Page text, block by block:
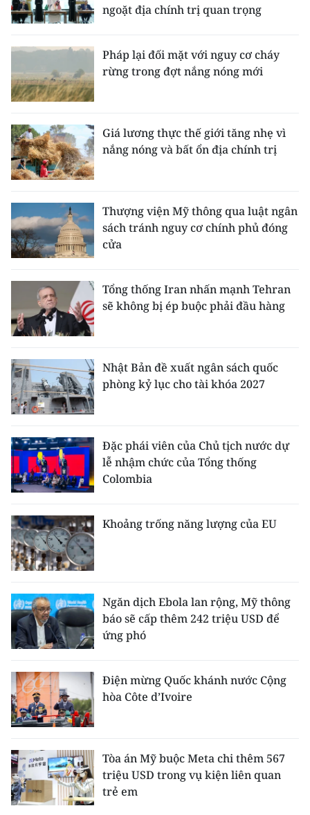
ngoặt địa chính trị quan trọng
Pháp lại đối mặt với nguy cơ cháy
rừng trong đợt nắng nóng mới
Giá lương thực thế giới tăng nhẹ vì
nắng nóng và bất ổn địa chính trị
Thượng viện Mỹ thông qua luật ngân
sách tránh nguy cơ chính phủ đóng
cửa
Tổng thống Iran nhấn mạnh Tehran
sẽ không bị ép buộc phải đầu hàng
Nhật Bản đề xuất ngân sách quốc
phòng kỷ lục cho tài khóa 2027
Đặc phái viên của Chủ tịch nước dự
lễ nhậm chức của Tổng thống
Colombia
Khoảng trống năng lượng của EU
Ngăn dịch Ebola lan rộng, Mỹ thông
báo sẽ cấp thêm 242 triệu USD để
ứng phó
Điện mừng Quốc khánh nước Cộng
hòa Côte d’Ivoire
Tòa án Mỹ buộc Meta chi thêm 567
triệu USD trong vụ kiện liên quan
trẻ em